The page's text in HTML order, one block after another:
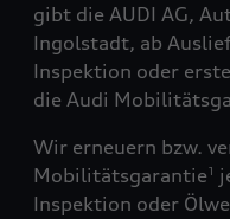
gibt die AUDI AG,
Ingolstadt, ab
Inspektion oder
die Audi
Wir erneuern bzw.
Mobilitätsgarantie1
Inspektion oder